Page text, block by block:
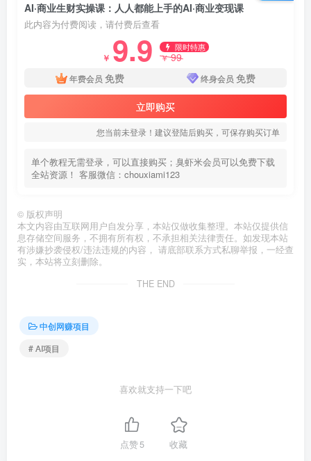
AI·商业生财实操课：人人都能上手的AI·商业变现课
此内容为付费阅读，请付费后查看
￥ 9.9 限时特惠
￥99
年费会员 免费 终身会员 免费
立即购买
您当前未登录！建议登陆后购买，可保存购买订单
单个教程无需登录，可以直接购买；臭虾米会员可以免费下载
全站资源！ 客服微信：chouxiami123
© 版权声明
本文内容由互联网用户自发分享，本站仅做收集整理。本站仅提供信
息存储空间服务，不拥有所有权，不承担相关法律责任。如发现本站
有涉嫌抄袭侵权/违法违规的内容， 请底部联系方式私聊举报，一经查
实，本站将立刻删除。
THE END
中创网赚项目
# AI项目
喜欢就支持一下吧
点赞5 收藏